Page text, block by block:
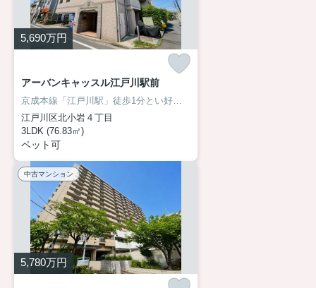
5,690万円
アーバンキャッスル江戸川駅前
京成本線「江戸川駅」徒歩1分とい好立地！毎日の通勤・通学時間を短縮するだけでなく、将来の資産価値にも期待できる大きな魅力です。室内はリフォーム済みで、調光調色ダウンライトや二重サッシなど、快適性にもこだわった住空間へ一新。ペットと暮らせる3LDKは、ご家族のライフスタイルの変化にも柔軟に寄り添い、長く安心してお住まいいただける一邸です詳しくはアサイホーム までお気軽にお問い合わせください！
江戸川区北小岩４丁目
3LDK (76.83㎡)
ペット可
中古マンション
5,780万円